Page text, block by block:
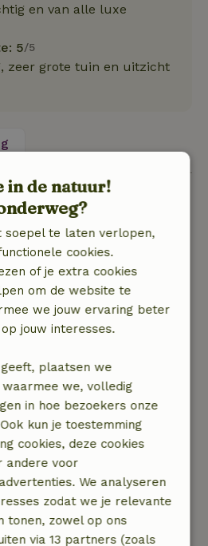
en van alle luxe
5/5
zeer grote tuin en uitzicht
mogelijk
7 dagen
7 dagen na bevestiging van
meer dan 28
een boeking met aanvang
gratis annuleren binnen 24
gestelde periode heb je
van het
van de reissom en 100% van
in de natuur!
soepel te laten verlopen,
cookies.
of je extra cookies
om de website te
we jouw ervaring beter
jouw interesses.
plaatsen we
we, volledig
in hoe bezoekers onze
kun je toestemming
cookies, deze cookies
andere voor
We analyseren
zodat we je relevante
tonen, zowel op ons
via 13 partners (zoals